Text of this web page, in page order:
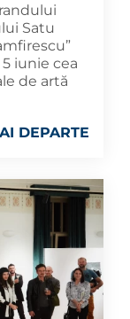
Satu
iunie cea
de artă
DEPARTE